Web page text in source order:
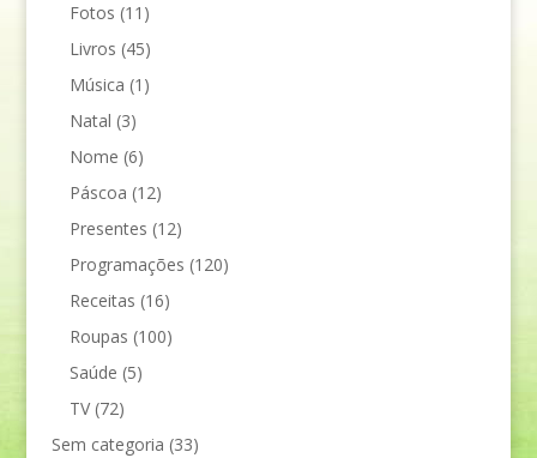
Fotos (11)
Livros (45)
Música (1)
Natal (3)
Nome (6)
Páscoa (12)
Presentes (12)
Programações (120)
Receitas (16)
Roupas (100)
Saúde (5)
TV(72)
Sem categoria (33)